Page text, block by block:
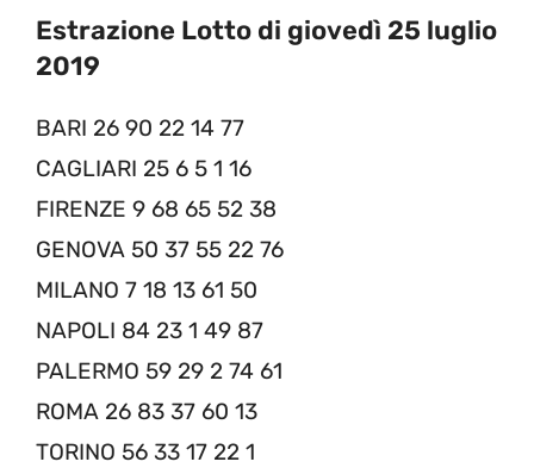
Estrazione Lotto di giovedì 25 luglio
2019
BARI 26 90 22 14 77
CAGLIARI 25 6 5 1 16
FIRENZE 9 68 65 52 38
GENOVA 50 37 55 22 76
MILANO 7 18 13 61 50
NAPOLI 84 23 1 49 87
PALERMO 59 29 2 74 61
ROMA 26 83 37 60 13
TORINO 56 33 17 22 1